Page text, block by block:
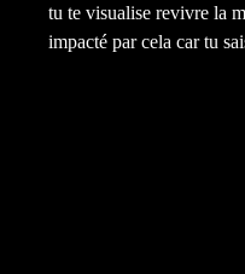
tu te visualise revivre la
impacté par cela car tu